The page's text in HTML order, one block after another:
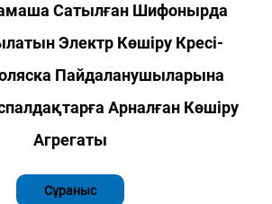
Сатылған Шифонырда
Электр Көшіру Кресі-
Пайдаланушыларына
Арналған Көшіру
Агрегаты
Сұраныс